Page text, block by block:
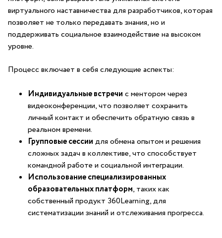
виртуального наставничества для разработчиков,⁣ которая
позволяет не только передавать знания, но и
поддерживать социальное взаимодействие на высоком
уровне.
Процесс включает в себя следующие аспекты:
Индивидуальные встречи с⁣ ментором через
видеоконференции, что позволяет⁣ сохранить
личный контакт и обеспечить обратную связь в
реальном⁣ времени.
Групповые сессии для обмена опытом ⁣и решения
сложных задач в коллективе, что способствует
командной работе и социальной‍ интеграции.
Использование специализированных
‍образовательных платформ, таких как
собственный ⁢продукт 360Learning, для
систематизации знаний и ⁣отслеживания прогресса.